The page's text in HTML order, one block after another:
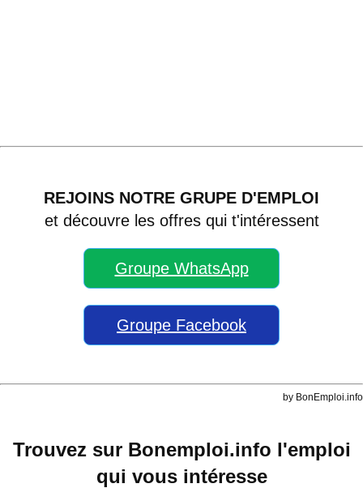
REJOINS NOTRE GRUPE D'EMPLOI
et découvre les offres qui t'intéressent
Groupe WhatsApp
Groupe Facebook
by BonEmploi.info
Trouvez sur Bonemploi.info l'emploi
qui vous intéresse